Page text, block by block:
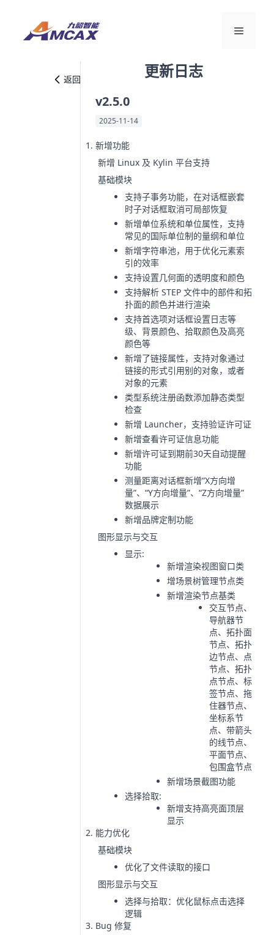
菜
返回 更新日志
v2.5.0
2025-11-14
新增功能
新增 Linux 及 Kylin 平台支持
基础模块
支持子事务功能，在对话框嵌套
时子对话框取消可局部恢复
新增单位系统和单位属性，支持
常见的国际单位制的量纲和单位
新增字符串池，用于优化元素索
引的效率
支持设置几何面的透明度和颜色
支持解析 STEP 文件中的部件和拓
扑面的颜色并进行渲染
支持首选项对话框设置日志等
级、背景颜色、拾取颜色及高亮
颜色等
新增了链接属性，支持对象通过
链接的形式引用别的对象，或者
对象的元素
类型系统注册函数添加静态类型
检查
新增 Launcher，支持验证许可证
新增查看许可证信息功能
新增许可证到期前30天自动提醒
功能
测量距离对话框新增“X方向增
量”、“Y方向增量”、“Z方向增量”
数据展示
新增品牌定制功能
图形显示与交互
显示:
新增渲染视图窗口类
增场景树管理节点类
新增渲染节点基类
交互节点、
导航器节
点、拓扑面
节点、拓扑
边节点、点
节点、拓扑
点节点、标
签节点、拖
住器节点、
坐标系节
点、带箭头
的线节点、
平面节点、
包围盒节点
新增场景截图功能
选择拾取:
新增支持高亮面顶层
显示
能力优化
基础模块
优化了文件读取的接口
图形显示与交互
选择与拾取：优化鼠标点击选择
逻辑
Bug 修复